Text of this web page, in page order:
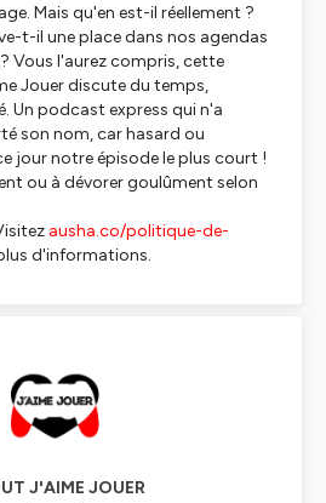
Mais qu'en est-il réellement ?
t-il une place dans nos agendas
Vous l'aurez compris, cette
Jouer discute du temps,
Un podcast express qui n'a
son nom, car hasard ou
jour notre épisode le plus court !
ou à dévorer goulûment selon
ausha.co/politique-de-
d'informations.
J'AIME JOUER